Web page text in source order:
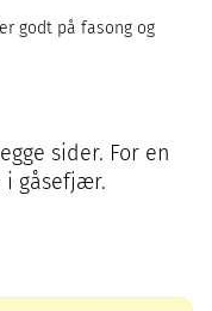
godt på fasong og
sider. For en
i gåsefjær.